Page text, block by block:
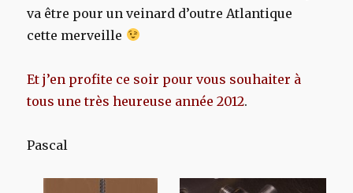
va être pour un veinard d’outre Atlantique
cette merveille
Et j’en profite ce soir pour vous souhaiter à
tous une très heureuse année 2012.
Pascal